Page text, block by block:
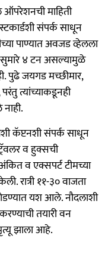
माहिती
संपर्क साधून
पाण्यात अवजड व्हेलला
४ टन असल्यामुळे
पुढे जयगड मच्छीमार,
त्यांच्याकडूनही
कॅप्टनशी संपर्क साधून
व हुक्सची
व एक्सपर्ट टीमच्या
रात्री ११-३० वाजता
यश आले. नौदलाशी
तयारी वन
झाला आहे.